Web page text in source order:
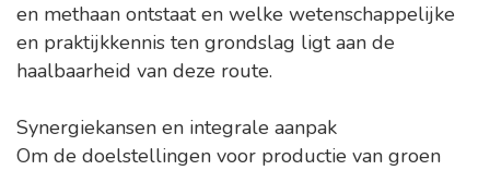
en methaan ontstaat en welke wetenschappelijke
en praktijkkennis ten grondslag ligt aan de
haalbaarheid van deze route.
Synergiekansen en integrale aanpak
Om de doelstellingen voor productie van groen